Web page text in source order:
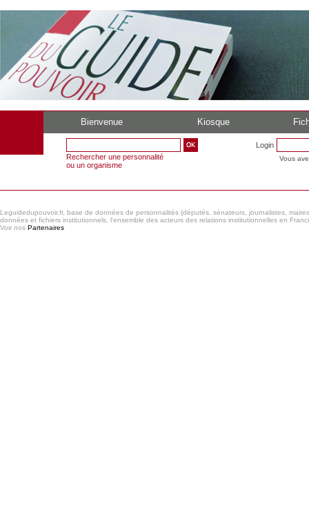
Bienvenue Kiosque
Rechercher une personnalité
ou un organisme
Login
Vous
Leguidedupouvoir.fr, base de données de personnalités (députés, sénateurs, journalistes,
données et fichiers institutionnels, l'ensemble des acteurs des relations institutionnelles en
Voir nos Partenaires